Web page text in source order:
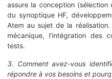
assure la conception (sélection
du synoptique HF,
Atem au sujet de la
mécanique, l’intégration des
tests.
3. Comment avez-vous
répondre à vos besoins et